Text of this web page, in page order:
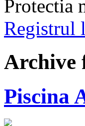
Protectia
Registrul
Archive
Piscina